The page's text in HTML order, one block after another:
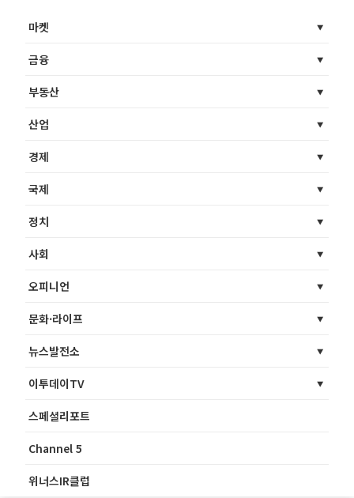
마켓
금융
부동산
산업
경제
국제
정치
사회
오피니언
문화·라이프
뉴스발전소
이투데이TV
스페셜리포트
Channel 5
위너스IR클럽